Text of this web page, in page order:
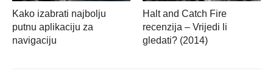
Kako izabrati najbolju
putnu aplikaciju za
navigaciju
Halt and Catch Fire
recenzija – Vrijedi li
gledati? (2014)